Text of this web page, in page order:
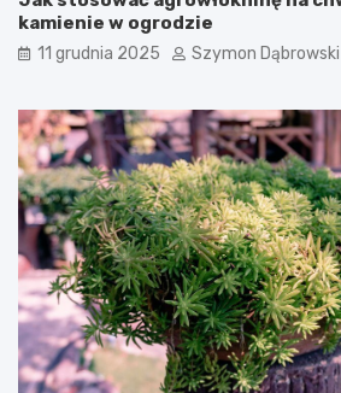
i
w
j
e
m
u
w
n
ę
t
z
?
kamienie w ogrodzie
11 grudnia 2025 Szymon Dąbrowski